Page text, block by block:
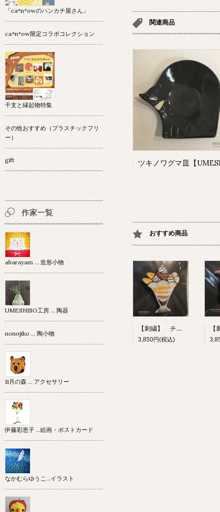
関連商品
おすすめ商品
【刺繍】 チョコレートパフェ 【ポコルテポコチル】
3,850円(税込)
「ca*n*owのハンカチ屋さん」
ca*n*ow限定コラボコレクション
干支と縁起物特集
その他おすすめ（プラスチックフリ
ー）
gift
作家一覧
abarayam … 造形小物
UMESHISO工房 … 陶器
nonojiko ... 陶小物
11月の森 … アクセサリー
伊藤彩恵子 …絵画・ポストカード
なかむらゆうこ…イラスト